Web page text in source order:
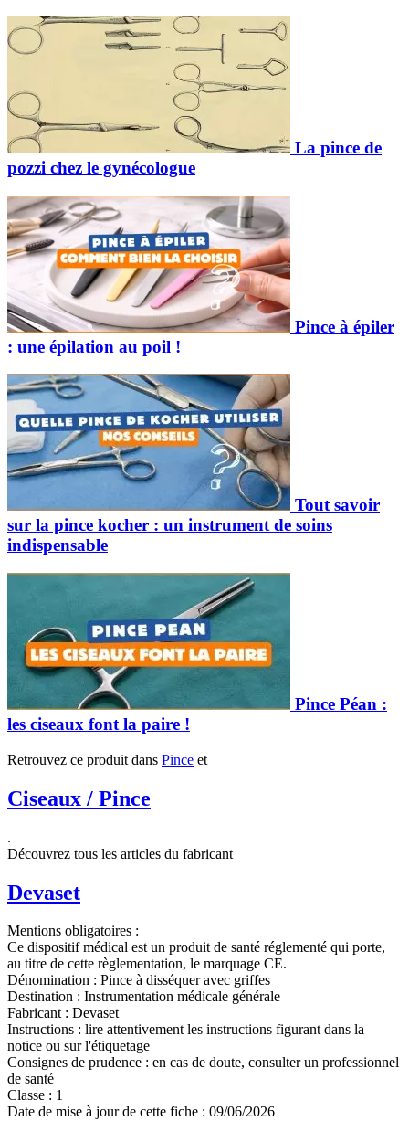
La pince de
pozzi chez le gynécologue
Pince à épiler
: une épilation au poil !
Tout savoir
sur la pince kocher : un instrument de soins
indispensable
Pince Péan :
les ciseaux font la paire !
Retrouvez ce produit dans Pince et
Ciseaux / Pince
.
Découvrez tous les articles du fabricant
Devaset
Mentions obligatoires :
Ce dispositif médical est un produit de santé réglementé qui porte,
au titre de cette règlementation, le marquage CE.
Dénomination : Pince à disséquer avec griffes
Destination : Instrumentation médicale générale
Fabricant : Devaset
Instructions : lire attentivement les instructions figurant dans la
notice ou sur l'étiquetage
Consignes de prudence : en cas de doute, consulter un professionnel
de santé
Classe : 1
Date de mise à jour de cette fiche : 09/06/2026